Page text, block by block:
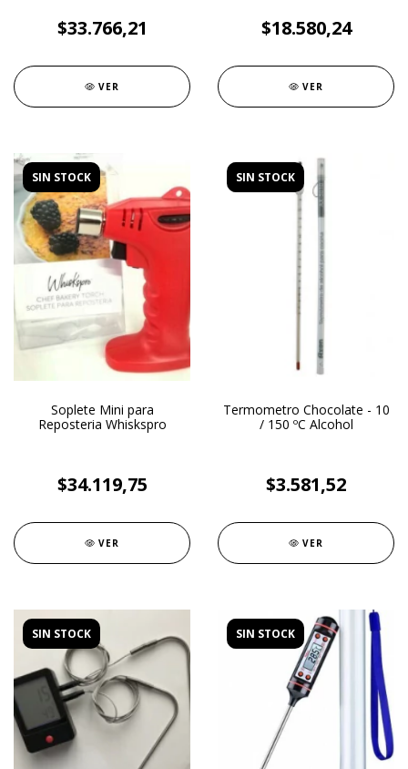
$33.766,21
VER
$18.580,24
VER
SIN STOCK
Soplete Mini para
Reposteria Whiskspro
$34.119,75
VER
SIN STOCK
Termometro Chocolate - 10
/ 150 ºC Alcohol
$3.581,52
VER
SIN STOCK SIN STOCK